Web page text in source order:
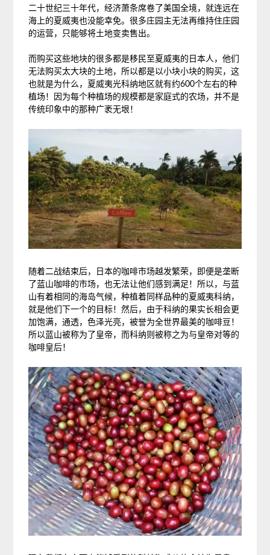
二十世纪三十年代，经济萧条席卷了美国全境，就连远在
海上的夏威夷也没能幸免。很多庄园主无法再维持住庄园
的运营，只能够将土地变卖售出。
而购买这些地块的很多都是移民至夏威夷的日本人，他们
无法购买太大块的土地，所以都是以小块小块的购买，这
也就是为什么，夏威夷光科纳地区就有约600个左右的种
植场！因为每个种植场的规模都是家庭式的农场，并不是
传统印象中的那种广袤无垠！
随着二战结束后，日本的咖啡市场越发繁荣，即便是垄断
了蓝山咖啡的市场，也无法让他们感到满足！所以，与蓝
山有着相同的海岛气候，种植着同样品种的夏威夷科纳，
就是他们下一个的目标！然后，由于科纳的果实长相会更
加饱满，通透，色泽光亮，被誉为全世界最美的咖啡豆！
所以蓝山被称为了皇帝，而科纳则被称之为与皇帝对等的
咖啡皇后！